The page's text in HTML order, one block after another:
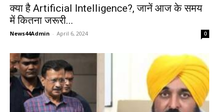
क्या है Artificial Intelligence?, जानें आज के समय
में कितना जरूरी...
News44Admin - April 6, 2024 0